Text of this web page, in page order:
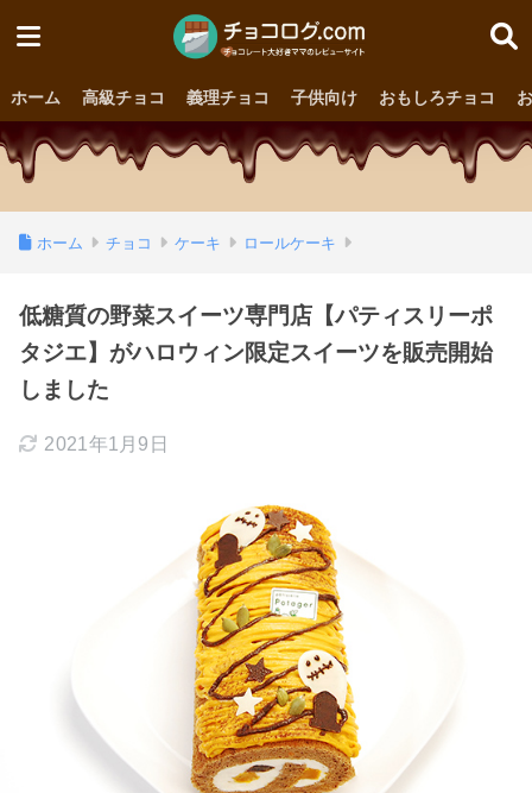
ホーム 高級チョコ 義理チョコ 子供向け おもしろチョコ
ホーム チョコ ケーキ ロールケーキ
低糖質の野菜スイーツ専門店【パティスリーポ
タジエ】がハロウィン限定スイーツを販売開始
しました
2021年1月9日